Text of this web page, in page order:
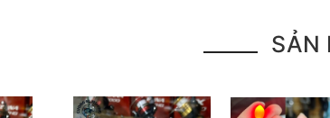
đường kính ngọn 0.7mm, ngọn uống
được hàn nối 3 chân, rất chắc chắn
SẢN